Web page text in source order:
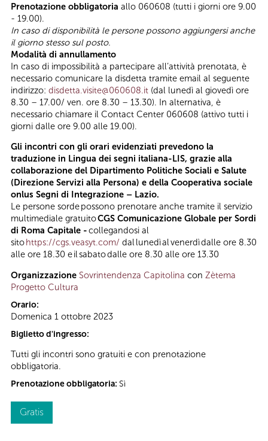
Prenotazione obbligatoria allo 060608 (tutti i giorni ore 9.00
- 19.00).
In caso di disponibilità le persone possono aggiungersi anche
il giorno stesso sul posto.
Modalità di annullamento
In caso di impossibilità a partecipare all’attività prenotata, è
necessario comunicare la disdetta tramite email al seguente
indirizzo: disdetta.visite@060608.it (dal lunedì al giovedì ore
8.30 – 17.00/ ven. ore 8.30 – 13.30). In alternativa, è
necessario chiamare il Contact Center 060608 (attivo tutti i
giorni dalle ore 9.00 alle 19.00).
Gli incontri con gli orari evidenziati prevedono la
traduzione in Lingua dei segni italiana-LIS, grazie alla
collaborazione del Dipartimento Politiche Sociali e Salute
(Direzione Servizi alla Persona) e della Cooperativa sociale
onlus Segni di Integrazione – Lazio.
Le persone sorde possono prenotare anche tramite il servizio
multimediale gratuitoCGS Comunicazione Globale per Sordi
di Roma Capitale -collegandosi al
sitohttps://cgs.veasyt.com/ dal lunedì al venerdì dalle ore 8.30
alle ore 18.30 e il sabato dalle ore 8.30 alle ore 13.30
Organizzazione Sovrintendenza Capitolina con Zètema
Progetto Cultura
Orario:
Domenica 1 ottobre 2023
Biglietto d'ingresso:
Tutti gli incontri sono gratuiti e con prenotazione
obbligatoria.
Prenotazione obbligatoria: Sì
Gratis